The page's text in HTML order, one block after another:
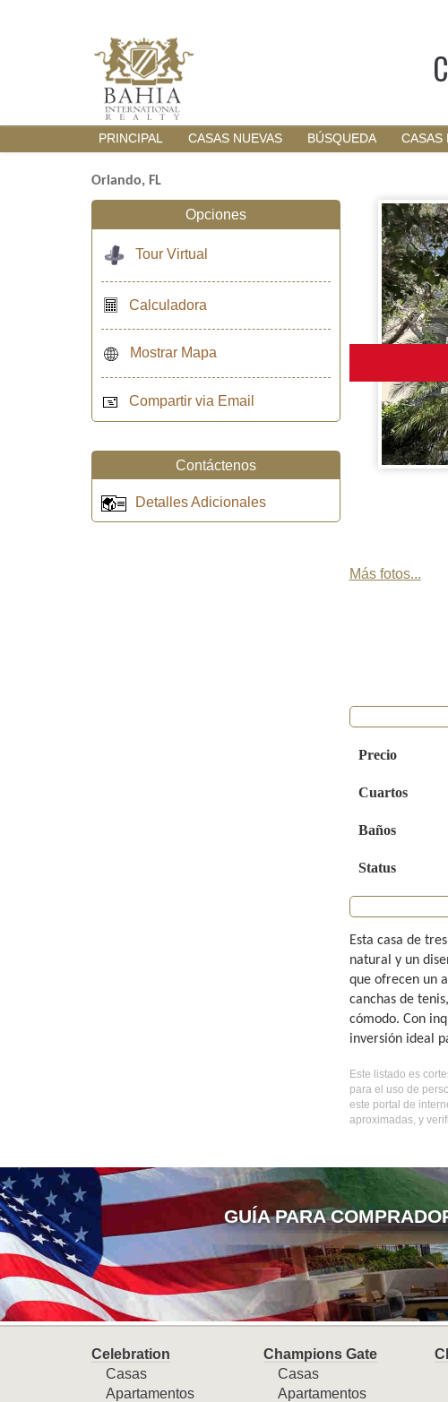
PRINCIPAL CASAS NUEVAS BÚSQUEDA CASAS
Orlando, FL
Más fotos...
Precio
Cuartos
Baños
Status
Esta casa de
natural y un
que ofrecen un
canchas de
cómodo. Con
inversión ideal
Este listado es
para el uso de
este portal de
aproximadas, y
Opciones
Tour Virtual
Calculadora
Mostrar Mapa
Compartir via Email
Contáctenos
Detalles Adicionales
GUÍA PARA
Celebration
Casas
Apartamentos
Champions Gate
Casas
Apartamentos